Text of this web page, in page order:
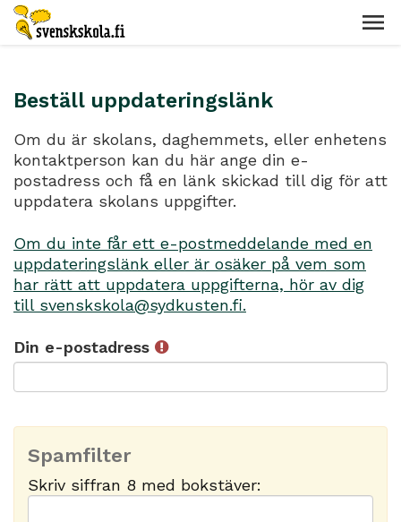
Beställ uppdateringslänk
Om du är skolans, daghemmets, eller enhetens
kontaktperson kan du här ange din e-
postadress och få en länk skickad till dig för att
uppdatera skolans uppgifter.
Om du inte får ett e-postmeddelande med en
uppdateringslänk eller är osäker på vem som
har rätt att uppdatera uppgifterna, hör av dig
till svenskskola@sydkusten.fi.
Din e-postadress
Spamfilter
Skriv siffran 8 med bokstäver: